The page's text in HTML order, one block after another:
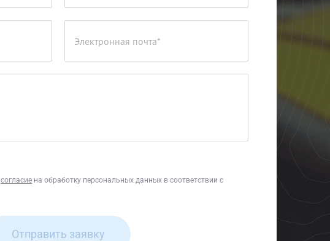
согласие на обработку персональных данных в соответствии с
Отправить заявку